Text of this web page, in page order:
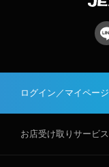
ログイン／マイページ
お店受け取りサービス